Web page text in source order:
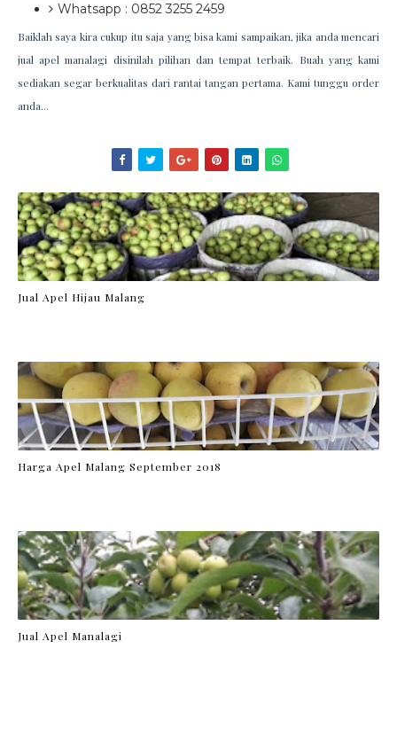
Whatsapp : 0852 3255 2459
Baiklah saya kira cukup itu saja yang bisa kami sampaikan, jika anda mencari
jual apel manalagi disinilah pilihan dan tempat terbaik. Buah yang kami
sediakan segar berkualitas dari rantai tangan pertama. Kami tunggu order
anda...
Jual Apel Hijau Malang
Harga Apel Malang September 2018
Jual Apel Manalagi